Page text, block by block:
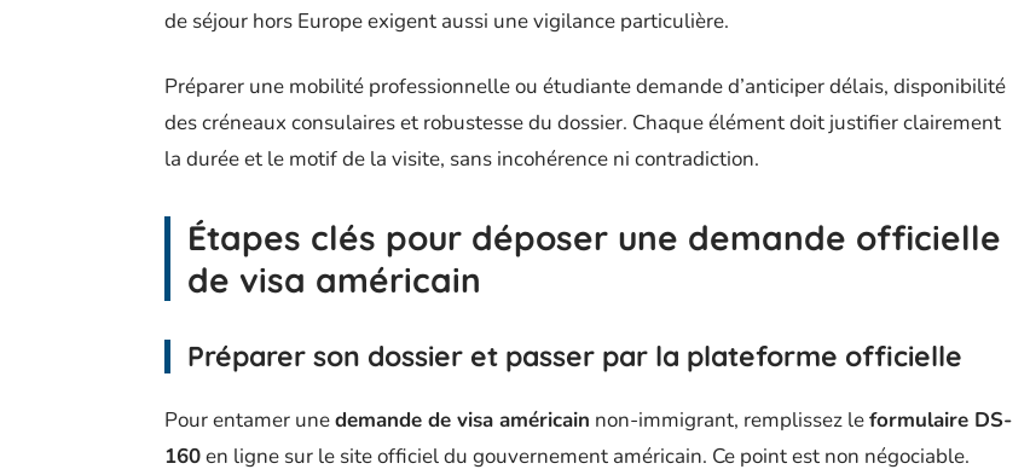
de séjour hors Europe exigent aussi une vigilance particulière.
Préparer une mobilité professionnelle ou étudiante demande d’anticiper délais, disponibilité
des créneaux consulaires et robustesse du dossier. Chaque élément doit justifier clairement
la durée et le motif de la visite, sans incohérence ni contradiction.
Étapes clés pour déposer une demande officielle
de visa américain
Préparer son dossier et passer par la plateforme officielle
Pour entamer unedemande de visa américain non-immigrant, remplissez leformulaire DS-
160en ligne sur le site officiel du gouvernement américain. Ce point est non négociable.